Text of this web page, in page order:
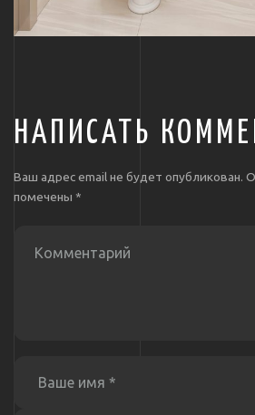
НАПИСАТЬ
Ваш адрес email не будет опубликован.
помечены *